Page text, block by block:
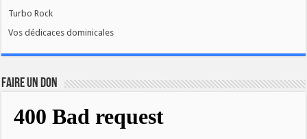
Turbo Rock
Vos dédicaces dominicales
FAIRE UN DON